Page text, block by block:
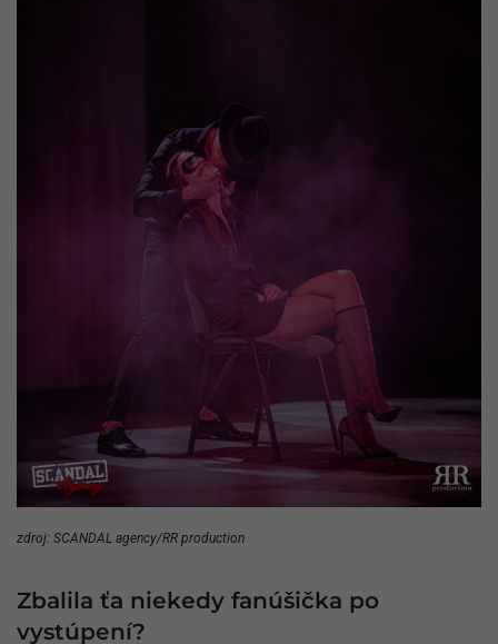
zdroj: SCANDAL agency/RR production
Zbalila ťa niekedy fanúšička po
vystúpení?